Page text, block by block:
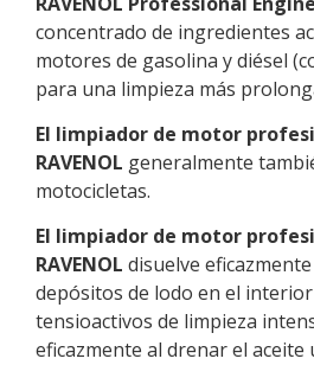
concentrado de ingredientes
motores de gasolina y diésel
para una limpieza más
El limpiador de motor
RAVENOL generalmente
motocicletas.
El limpiador de motor
RAVENOL disuelve
depósitos de lodo en el
tensioactivos de limpieza
eficazmente al drenar el aceite